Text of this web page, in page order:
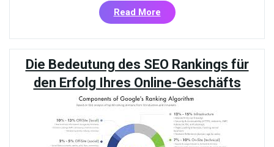
Read More«Tipps
und
Tricks,
um
Ihr
SEO-
Ranking
zu
verbessern»
Die Bedeutung des SEO Rankings für
den Erfolg Ihres Online-Geschäfts